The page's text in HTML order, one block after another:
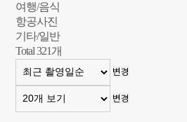
여행/음식
항공사진
기타/일반
Total321개
변경
변경